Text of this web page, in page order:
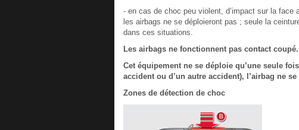
- en cas de choc peu violent, d’impact sur la face
les airbags ne se déploieront pas ; seule la
dans ces situations.
Les airbags ne fonctionnent pas contact coupé.
Cet équipement ne se déploie qu’une seule
accident ou d’un autre accident), l’airbag ne
Zones de détection de choc